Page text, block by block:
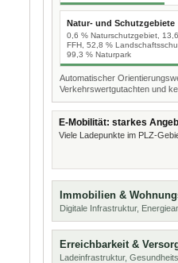
Natur- und Schutzgebiete
0,6 % Naturschutzgebiet,
FFH, 52,8 %
99,3 % Naturpark
Automatischer
Verkehrswertgutachten und
E-Mobilität: starkes
Viele Ladepunkte im PLZ-
Immobilien &
Digitale Infrastruktur,
Erreichbarkeit &
Ladeinfrastruktur,